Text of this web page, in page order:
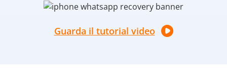
Guarda il tutorial video